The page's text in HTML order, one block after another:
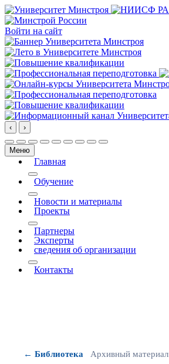
Войти на сайт
‹ ›
Меню
Главная
More about: Главная
Обучение
More about: Обучение
Новости и материалы
Проекты
More about: Проекты
Партнеры
Эксперты
сведения об организации
More about: сведения об организации
Контакты
← Библиотека Архивный материал